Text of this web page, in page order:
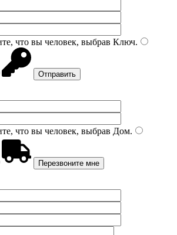
что вы человек, выбрав Ключ.
что вы человек, выбрав Дом.